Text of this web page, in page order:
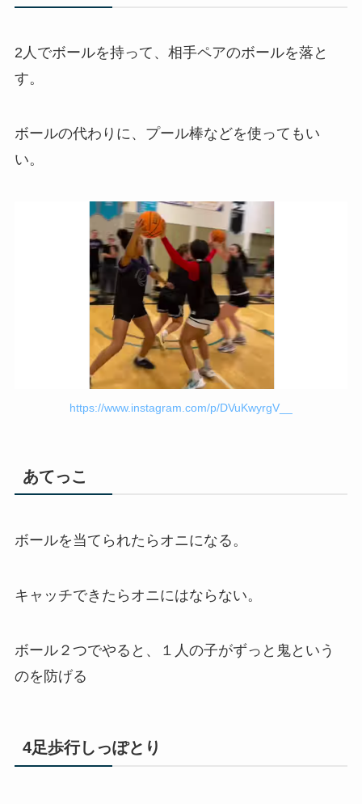
2人でボールを持って、相手ペアのボールを落と
す。
ボールの代わりに、プール棒などを使ってもい
い。
https://www.instagram.com/p/DVuKwyrgV__
あてっこ
ボールを当てられたらオニになる。
キャッチできたらオニにはならない。
ボール２つでやると、１人の子がずっと鬼という
のを防げる
4足歩行しっぽとり